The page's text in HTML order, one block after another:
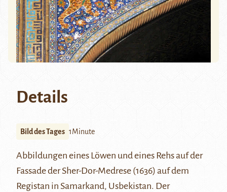
Details
Bild des Tages 1Minute
Abbildungen eines Löwen und eines Rehs auf der
Fassade derSher-Dor-Medrese (1636) auf dem
Registan in Samarkand, Usbekistan. Der